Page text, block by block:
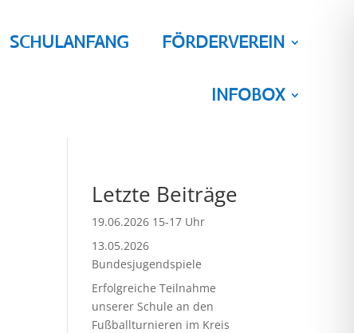
SCHULANFANG FÖRDERVEREIN
INFOBOX
Letzte Beiträge
19.06.2026 15-17 Uhr
13.05.2026
Bundesjugendspiele
Erfolgreiche Teilnahme
unserer Schule an den
Fußballturnieren im Kreis